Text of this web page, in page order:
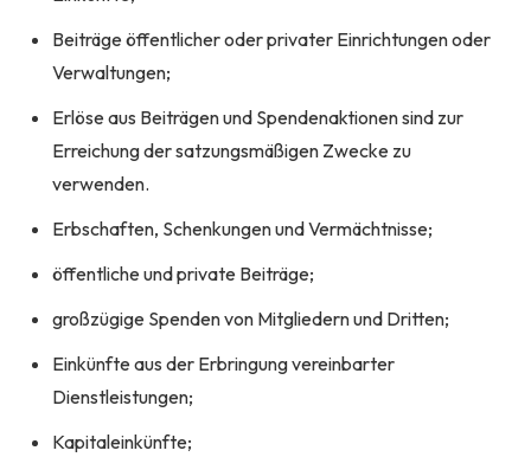
Beiträge öffentlicher oder privater Einrichtungen oder
Verwaltungen;
Erlöse aus Beiträgen und Spendenaktionen sind zur
Erreichung der satzungsmäßigen Zwecke zu
verwenden.
Erbschaften, Schenkungen und Vermächtnisse;
öffentliche und private Beiträge;
großzügige Spenden von Mitgliedern und Dritten;
Einkünfte aus der Erbringung vereinbarter
Dienstleistungen;
Kapitaleinkünfte;